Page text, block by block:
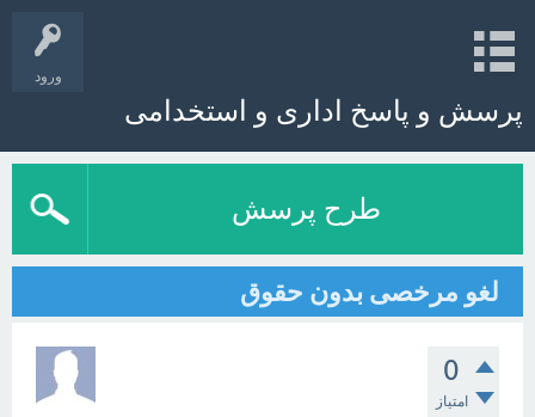
ورود
پرسش و پاسخ اداری و استخدامی
طرح پرسش
لغو مرخصی بدون حقوق
0
امتیاز